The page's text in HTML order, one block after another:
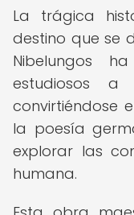
La trágica
destino que se
Nibelungos
estudiosos
convirtiéndose
la poesía
explorar las
humana.